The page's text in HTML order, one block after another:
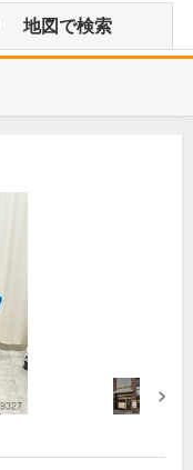
地図で検索